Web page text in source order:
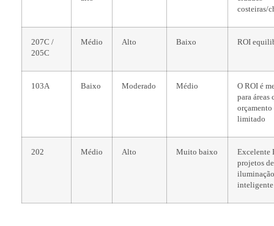
costeiras/
207C /
205C
Médio Alto Baixo ROI
103A Baixo Moderado Médio
O ROI é
para áreas
orçamento
limitado
202 Médio Alto Muito baixo
Excelente
projetos de
iluminação
inteligente